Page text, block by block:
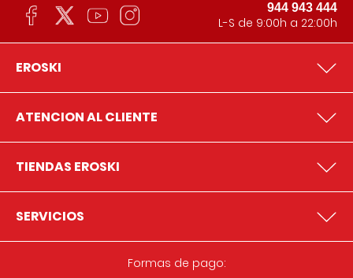
944 943 444
L-S de 9:00h a 22:00h
EROSKI
ATENCION AL CLIENTE
TIENDAS EROSKI
SERVICIOS
Formas de pago: